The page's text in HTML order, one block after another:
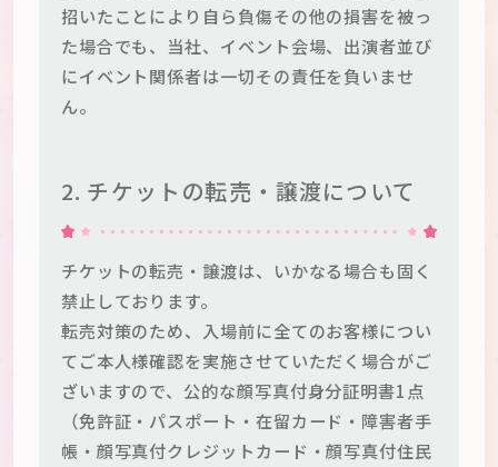
招いたことにより自ら負傷その他の損害を被っ
た場合でも、当社、イベント会場、出演者並び
にイベント関係者は一切その責任を負いませ
ん。
2. チケットの転売・譲渡について
チケットの転売・譲渡は、いかなる場合も固く
禁止しております。
転売対策のため、入場前に全てのお客様につい
てご本人様確認を実施させていただく場合がご
ざいますので、公的な顔写真付身分証明書1点
（免許証・パスポート・在留カード・障害者手
帳・顔写真付クレジットカード・顔写真付住民